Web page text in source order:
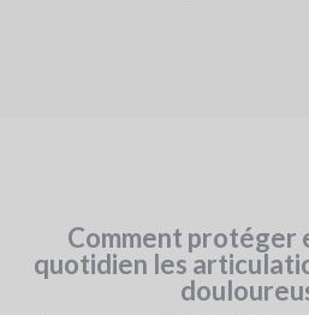
Comment protéger
quotidien les